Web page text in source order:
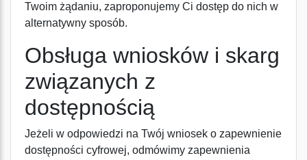
Twoim żądaniu, zaproponujemy Ci dostęp do nich w
alternatywny sposób.
Obsługa wniosków i skarg
związanych z
dostępnością
Jeżeli w odpowiedzi na Twój wniosek o zapewnienie
dostępności cyfrowej, odmówimy zapewnienia